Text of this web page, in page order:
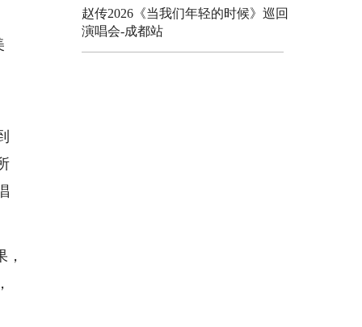
赵传2026《当我们年轻的时候》巡回
演唱会-成都站